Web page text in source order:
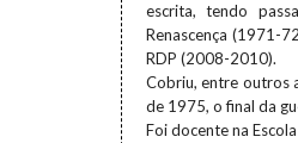
escrita, tendo
Renascença (1971-
RDP (2008-2010).
Cobriu, entre outros
de 1975, o final da
Foi docente na